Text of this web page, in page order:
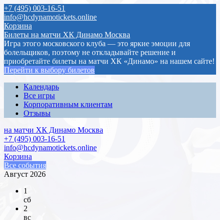
+7 (495) 003-16-51
info@hcdynamotickets.online
Корзина
Билеты на матчи ХК Динамо Москва
Игра этого московского клуба — это яркие эмоции для
болельщиков, поэтому не откладывайте решение и
приобретайте билеты на матчи ХК «Динамо» на нашем сайте!
Перейти к выбору билетов
Календарь
Все игры
Корпоративным клиентам
Отзывы
на матчи ХК Динамо Москва
+7 (495) 003-16-51
info@hcdynamotickets.online
Корзина
Все события
Август 2026
1
сб
2
вс